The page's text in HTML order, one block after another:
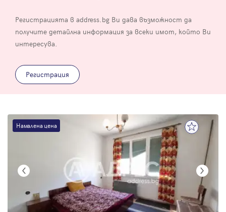
Регистрацията в address.bg Ви дава възможност да
получите детайлна информация за всеки имот, който Ви
интересува.
Регистрация
Намалена цена